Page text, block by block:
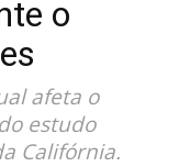
o
afeta o
estudo
Califórnia.